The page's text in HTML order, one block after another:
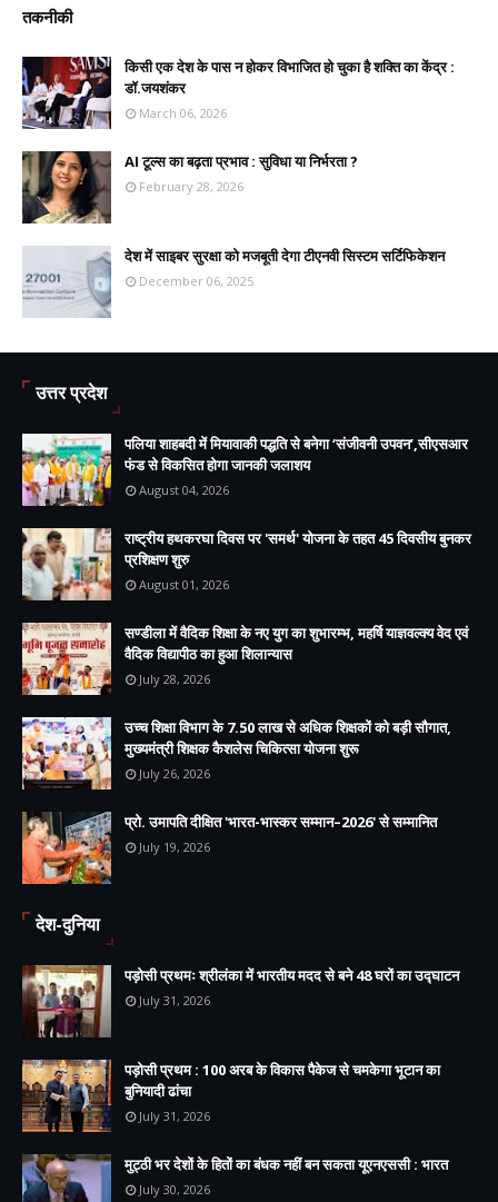
तकनीकी
किसी एक देश के पास न होकर विभाजित हो चुका है शक्ति का केंद्र :
डॉ.जयशंकर
March 06, 2026
AI टूल्स का बढ़ता प्रभाव : सुविधा या निर्भरता ?
February 28, 2026
देश में साइबर सुरक्षा को मजबूती देगा टीएनवी सिस्टम सर्टिफिकेशन
December 06, 2025
उत्तर प्रदेश
पलिया शाहबदी में मियावाकी पद्धति से बनेगा ‘संजीवनी उपवन’,सीएसआर
फंड से विकसित होगा जानकी जलाशय
August 04, 2026
राष्ट्रीय हथकरघा दिवस पर 'समर्थ' योजना के तहत 45 दिवसीय बुनकर
प्रशिक्षण शुरु
August 01, 2026
सण्डीला में वैदिक शिक्षा के नए युग का शुभारम्भ, महर्षि याज्ञवल्क्य वेद एवं
वैदिक विद्यापीठ का हुआ शिलान्यास
July 28, 2026
उच्च शिक्षा विभाग के 7.50 लाख से अधिक शिक्षकों को बड़ी सौगात,
मुख्यमंत्री शिक्षक कैशलेस चिकित्सा योजना शुरू
July 26, 2026
प्रो. उमापति दीक्षित 'भारत-भास्कर सम्मान–2026' से सम्मानित
July 19, 2026
देश-दुनिया
पड़ोसी प्रथमः श्रीलंका में भारतीय मदद से बने 48 घरों का उद्घाटन
July 31, 2026
पड़ोसी प्रथम : 100 अरब के विकास पैकेज से चमकेगा भूटान का
बुनियादी ढांचा
July 31, 2026
मुट्ठी भर देशों के हितों का बंधक नहीं बन सकता यूएनएससी : भारत
July 30, 2026